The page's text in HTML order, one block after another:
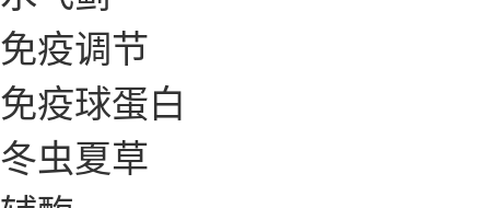
免疫调节
免疫球蛋白
冬虫夏草